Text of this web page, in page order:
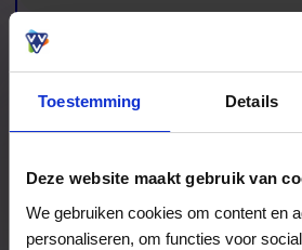
Toestemming Details
Deze website maakt gebruik van
We gebruiken cookies om content en
personaliseren, om functies voor